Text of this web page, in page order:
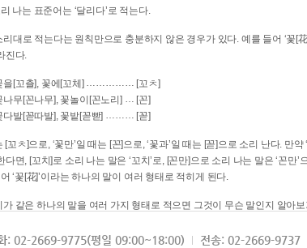
나는 표준어는 ‘달리다’로 적는다.
대로 적는다는 원칙만으로 충분하지 않은 경우가 있다. 예를 들어 ‘꽃[
진다.
을[꼬츨], 꽃에[꼬체] …………… [꼬ㅊ]
나무[꼰나무], 꽃놀이[꼰노리] … [꼰]
다발[꼳따발], 꽃밭[꼳빧] ……… [꼳]
[꼬ㅊ]으로, ‘꽃만’일 때는 [꼰]으로, ‘꽃과’일 때는 [꼳]으로 소리 난다. 만
는 말은 ‘꼬치’로, [꼰만]으로 소리 나는 말은 ‘꼰만’으로, [꼳꽈]로 소리 나는 말
어 ‘꽃[花]’이라는 하나의 말이 여러 형태로 적히게 된다.
가 같은 하나의 말을 여러 가지 형태로 적으면 그것이 무슨 말인지 알아
를 파악하는 데 효과적이다.
: 02-2669-9775(평일 09:00~18:00) 전송: 02-2669-9737